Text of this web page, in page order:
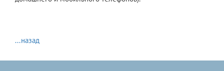
...назад